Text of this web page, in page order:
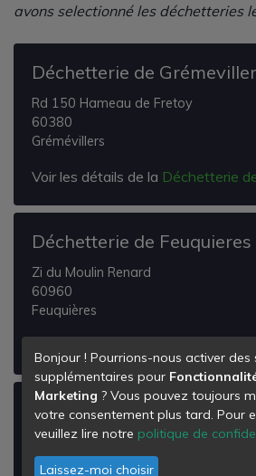
avons selectionné les déchetteries
Déchetterie de
Rd 150 Hameau de Fretoy
60380
Grémévillers
Voir les détails de la Déchetterie
Déchetterie de Feuquieres
Zi du Moulin Renard
60960
Feuquières
Déchetterie de
Rue de la Prairie
60650
Bonjour ! Pourrions-nous activer des
supplémentaires pour
Marketing ? Vous pouvez toujours
votre consentement plus tard. Pour
veuillez lire notre politique de
Laissez-moi choisir